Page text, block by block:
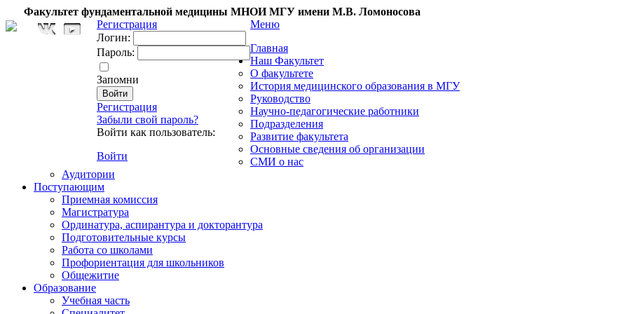
Факультет фундаментальной медицины МНОИ МГУ имени М.В. Ломоносова
Регистрация
Логин:
Пароль:
Запомни
Регистрация
Забыли свой пароль?
Войти как пользователь:
Войти
Меню
Главная
Наш Факультет
О факультете
История медицинского образования в МГУ
Руководство
Научно-педагогические работники
Подразделения
Развитие факультета
Основные сведения об организации
СМИ о нас
Аудитории
Поступающим
Приемная комиссия
Магистратура
Ординатура, аспирантура и докторантура
Подготовительные курсы
Работа со школами
Профориентация для школьников
Общежитие
Образование
Учебная часть